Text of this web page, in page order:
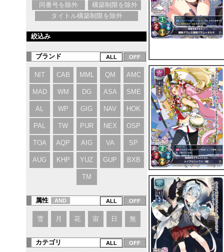
同番号を除外
構築制限を除外
タイトル構築制限を除外
絞込み
ブランド
NIT CAB MML QM AMC
MAD WM DG ASA SME
AL WP GIG NAV HOK
PAL TW PUR NEX OSP
TOA AQP AIG VA SP
AUG KHP YUZ GUP BXB
TM
属性 AND
雪 月 花 宙 日 無
カテゴリ